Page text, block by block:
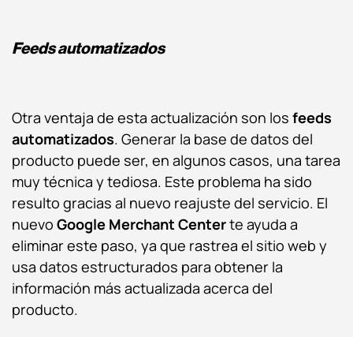
Feeds automatizados
Otra ventaja de esta actualización son los feeds
automatizados. Generar la base de datos del
producto puede ser, en algunos casos, una tarea
muy técnica y tediosa. Este problema ha sido
resulto gracias al nuevo reajuste del servicio. El
nuevo Google Merchant Centerte ayuda a
eliminar este paso, ya que rastrea el sitio web y
usa datos estructurados para obtener la
información más actualizada acerca del
producto.